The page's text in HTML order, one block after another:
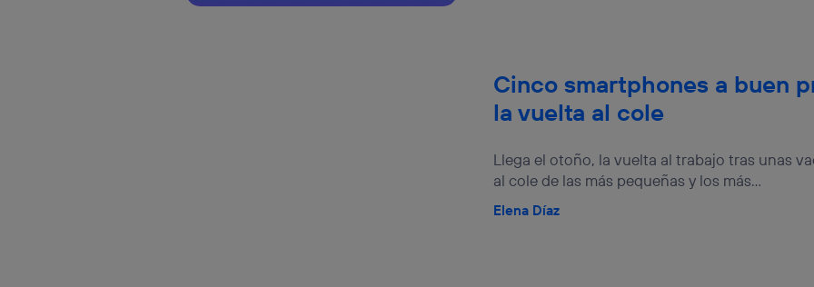
Cinco smartphones a buen
la vuelta al cole
Llega el otoño, la vuelta al trabajo tras unas
al cole de las más pequeñas y los más...
Elena Díaz